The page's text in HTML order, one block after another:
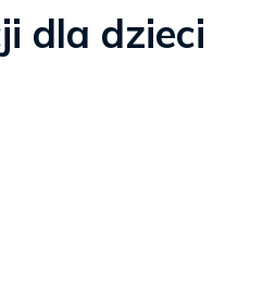
dla dzieci